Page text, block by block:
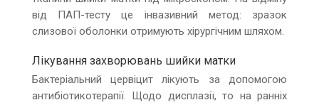
від ПАП-тесту це інвазивний метод: зразок
слизової оболонки отримують хірургічним шляхом.
Лікування захворювань шийки матки
Бактеріальний цервіцит лікують за допомогою
антибіотикотерапії. Щодо дисплазії, то на ранніх